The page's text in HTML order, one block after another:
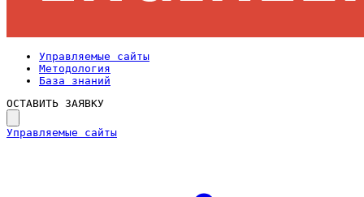
Управляемые сайты
Методология
База знаний
ОСТАВИТЬ ЗАЯВКУ
Управляемые сайты